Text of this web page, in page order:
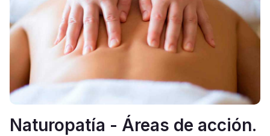
Naturopatía - Áreas de acción.